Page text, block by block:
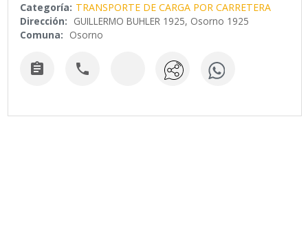
Categoría: TRANSPORTE DE CARGA POR CARRETERA
Dirección: GUILLERMO BUHLER 1925, Osorno 1925
Comuna: Osorno
 